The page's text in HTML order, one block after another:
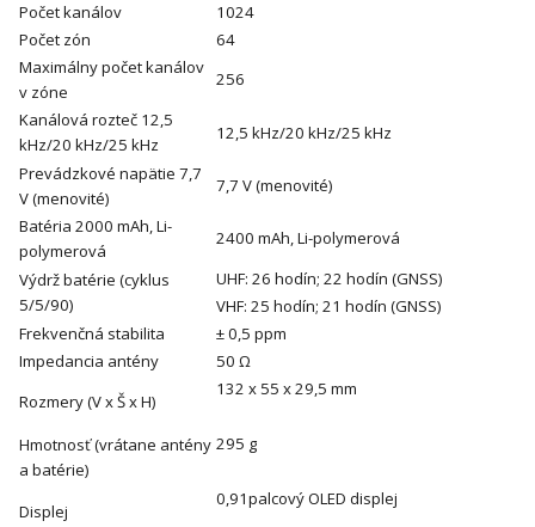
Počet kanálov
1024
Počet zón
64
Maximálny počet kanálov
v zóne
256
Kanálová rozteč 12,5
kHz/20 kHz/25 kHz
12,5 kHz/20 kHz/25 kHz
Prevádzkové napätie 7,7
V (menovité)
7,7 V (menovité)
Batéria 2000 mAh, Li-
polymerová
2400 mAh, Li-polymerová
Výdrž batérie (cyklus
5/5/90)
UHF: 26 hodín; 22 hodín (GNSS)
VHF: 25 hodín; 21 hodín (GNSS)
Frekvenčná stabilita
± 0,5 ppm
Impedancia antény
50 Ω
Rozmery (V x Š x H)
132 x 55 x 29,5 mm
Hmotnosť (vrátane antény
a batérie)
295 g
Displej
0,91palcový OLED displej